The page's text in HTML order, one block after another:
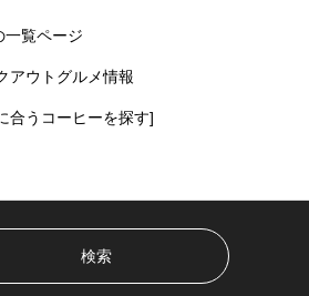
一覧ページ
アウトグルメ情報
合うコーヒーを探す]